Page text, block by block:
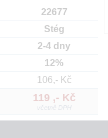
22677
Stég
2-4 dny
12%
106,- Kč
119 ,- Kč
včetně DPH